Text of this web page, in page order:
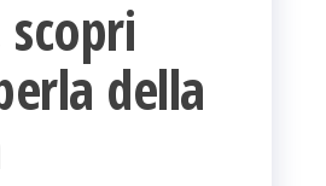
scopri
della